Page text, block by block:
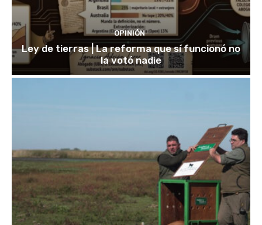
OPINIÓN
Ley de tierras | La reforma que sí funcionó no
la votó nadie